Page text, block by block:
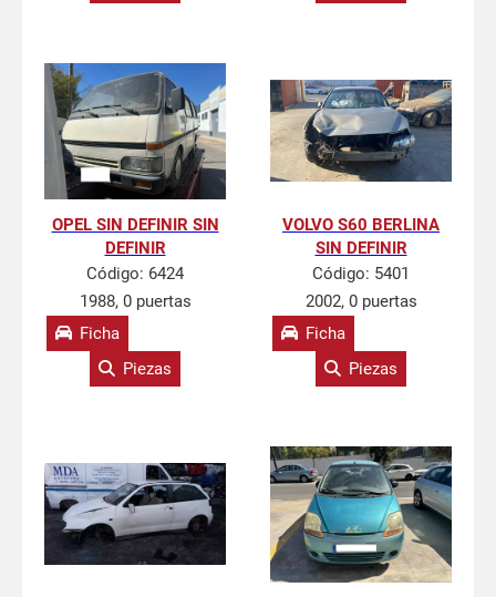
OPEL SIN DEFINIR SIN
DEFINIR
Código: 6424
1988, 0 puertas
Ficha
Piezas
VOLVO S60 BERLINA
SIN DEFINIR
Código: 5401
2002, 0 puertas
Ficha
Piezas